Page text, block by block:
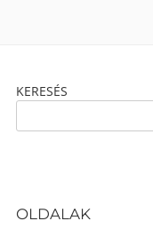
Content
KERESÉS
OLDALAK